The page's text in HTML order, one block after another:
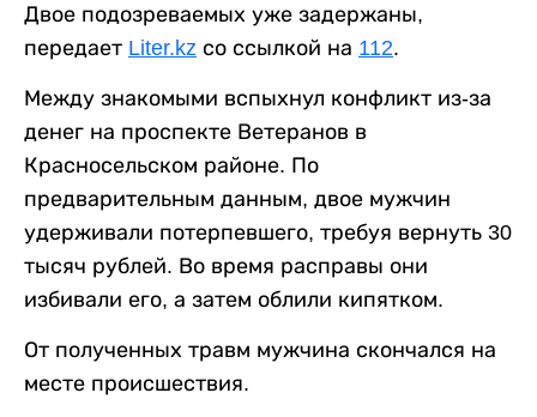
Двое подозреваемых уже задержаны,
передает Liter.kz со ссылкой на 112.
Между знакомыми вспыхнул конфликт из-за
денег на проспекте Ветеранов в
Красносельском районе. По
предварительным данным, двое мужчин
удерживали потерпевшего, требуя вернуть 30
тысяч рублей. Во время расправы они
избивали его, а затем облили кипятком.
От полученных травм мужчина скончался на
месте происшествия.